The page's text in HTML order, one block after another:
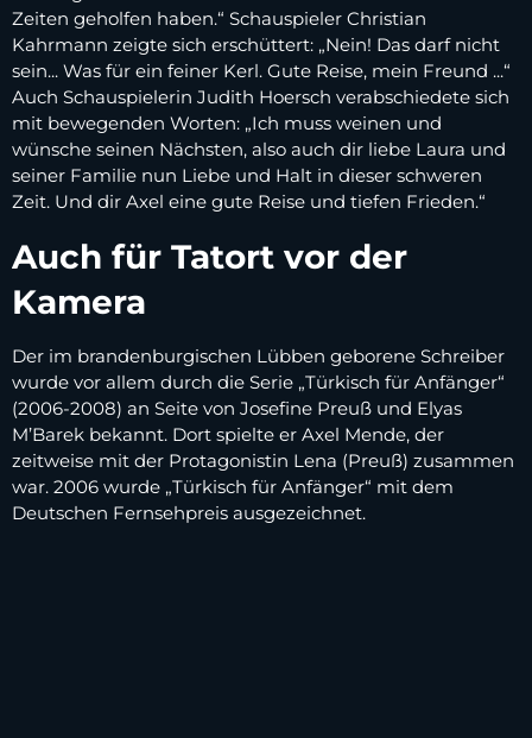
Zeiten geholfen haben.“ Schauspieler Christian
Kahrmann zeigte sich erschüttert: „Nein! Das darf nicht
sein... Was für ein feiner Kerl. Gute Reise, mein Freund ...“
Auch Schauspielerin Judith Hoersch verabschiedete sich
mit bewegenden Worten: „Ich muss weinen und
wünsche seinen Nächsten, also auch dir liebe Laura und
seiner Familie nun Liebe und Halt in dieser schweren
Zeit. Und dir Axel eine gute Reise und tiefen Frieden.“
Auch für Tatort vor der
Kamera
Der im brandenburgischen Lübben geborene Schreiber
wurde vor allem durch die Serie „Türkisch für Anfänger“
(2006-2008) an Seite von Josefine Preuß und Elyas
M’Barek bekannt. Dort spielte er Axel Mende, der
zeitweise mit der Protagonistin Lena (Preuß) zusammen
war. 2006 wurde „Türkisch für Anfänger“ mit dem
Deutschen Fernsehpreis ausgezeichnet.